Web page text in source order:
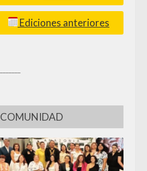
Ediciones anteriores
COMUNIDAD